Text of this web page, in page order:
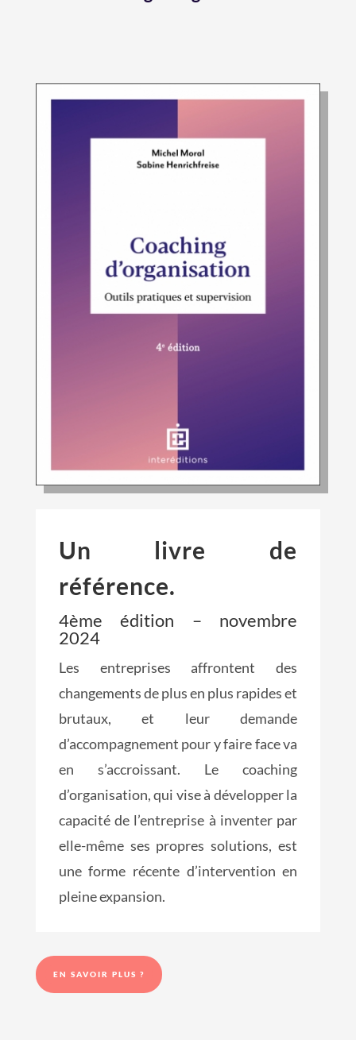
Un livre de
référence.
4ème édition – novembre
2024
Les entreprises affrontent des
changements de plus en plus rapides et
brutaux, et leur demande
d’accompagnement pour y faire face va
en s’accroissant. Le coaching
d’organisation, qui vise à développer la
capacité de l’entreprise à inventer par
elle-même ses propres solutions, est
une forme récente d’intervention en
pleine expansion.
EN SAVOIR PLUS ?